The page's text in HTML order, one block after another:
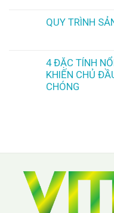
QUY TRÌNH
4 ĐẶC TÍNH
KHIẾN CHỦ
CHÓNG